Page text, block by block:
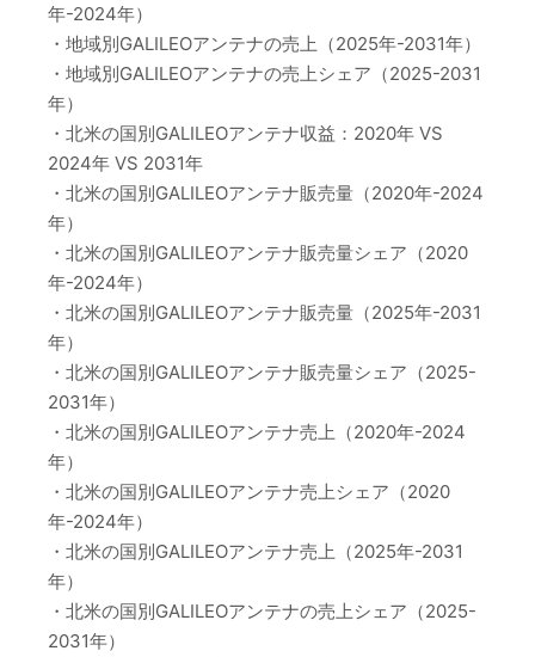
年-2024年）
・地域別GALILEOアンテナの売上（2025年-2031年）
・地域別GALILEOアンテナの売上シェア（2025-2031
年）
・北米の国別GALILEOアンテナ収益：2020年 VS
2024年 VS 2031年
・北米の国別GALILEOアンテナ販売量（2020年-2024
年）
・北米の国別GALILEOアンテナ販売量シェア（2020
年-2024年）
・北米の国別GALILEOアンテナ販売量（2025年-2031
年）
・北米の国別GALILEOアンテナ販売量シェア（2025-
2031年）
・北米の国別GALILEOアンテナ売上（2020年-2024
年）
・北米の国別GALILEOアンテナ売上シェア（2020
年-2024年）
・北米の国別GALILEOアンテナ売上（2025年-2031
年）
・北米の国別GALILEOアンテナの売上シェア（2025-
2031年）